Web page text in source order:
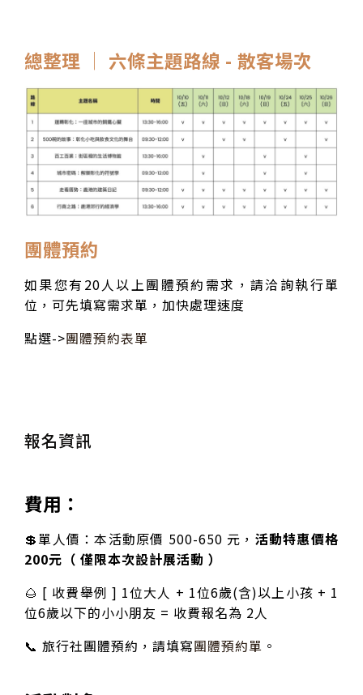
總整理 │ 六條主題路線 - 散客場次
團體預約
如果您有20人以上團體預約需求，請洽詢執行單
位，可先填寫需求單，加快處理速度
點選->團體預約表單
報名資訊
費用：
💲單人價：本活動原價 500-650 元， 活動特惠價格
200元（ 僅限本次設計展活動 ）
🌰 [ 收費舉例 ] 1位大人 + 1位6歲(含)以上小孩 + 1
位6歲以下的小小朋友 = 收費報名為 2人
📞 旅行社團體預約，請填寫團體預約單 。